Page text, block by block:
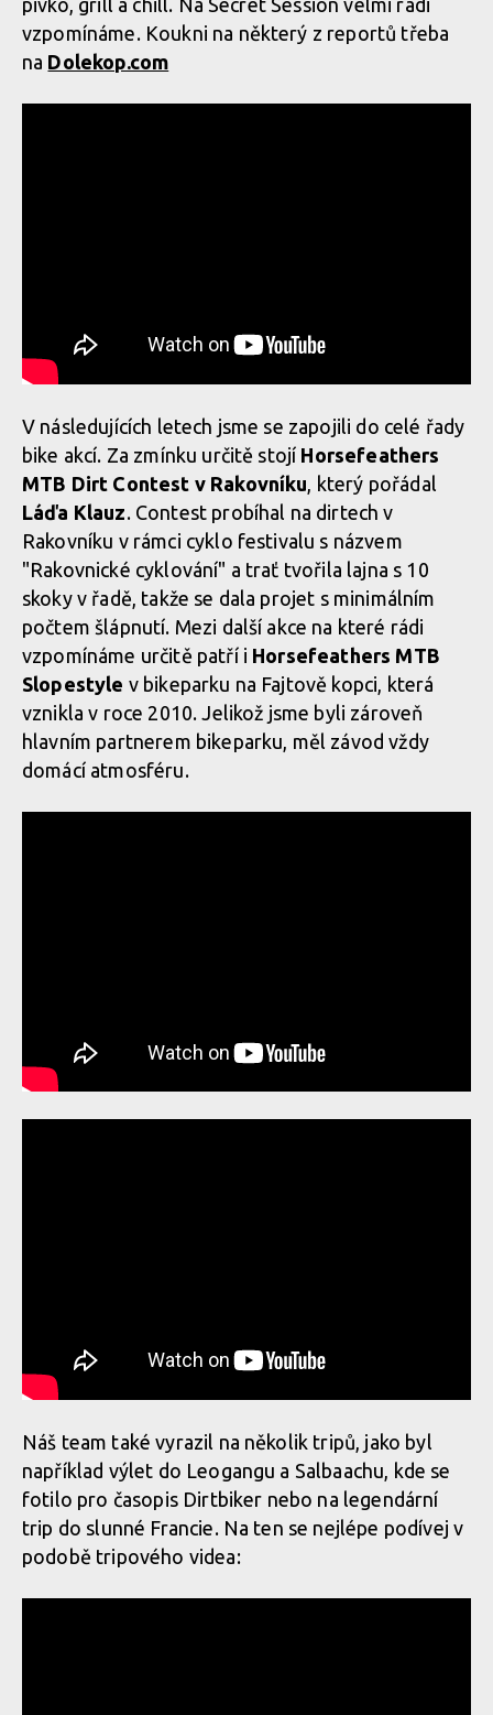
pivko, grill a chill. Na Secret Session velmi rádi
vzpomínáme. Koukni na některý z reportů třeba
na Dolekop.com
V následujících letech jsme se zapojili do celé řady
bike akcí. Za zmínku určitě stojí Horsefeathers
MTB Dirt Contest v Rakovníku , který pořádal
Láďa Klauz. Contest probíhal na dirtech v
Rakovníku v rámci cyklo festivalu s názvem
"Rakovnické cyklování" a trať tvořila lajna s 10
skoky v řadě, takže se dala projet s minimálním
počtem šlápnutí. Mezi další akce na které rádi
vzpomínáme určitě patří i Horsefeathers MTB
Slopestyle v bikeparku na Fajtově kopci, která
vznikla v roce 2010. Jelikož jsme byli zároveň
hlavním partnerem bikeparku, měl závod vždy
domácí atmosféru.
Náš team také vyrazil na několik tripů, jako byl
například výlet do Leogangu a Salbaachu, kde se
fotilo pro časopis Dirtbiker nebo na legendární
trip do slunné Francie. Na ten se nejlépe podívej v
podobě tripového videa: